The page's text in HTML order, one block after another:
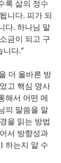
록 삶의 정수
니다. 피가 되
다. 하나님 말
금이 되고 구
니다.”
더 올바른 방
고 핵심 명사
해서 어떤 메
의 말씀을 알
을 읽는 방법
서 방향성과
하는지 알 수